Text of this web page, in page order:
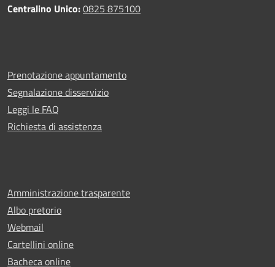
Centralino Unico:0825 875100
Prenotazione appuntamento
Segnalazione disservizio
Leggi le FAQ
Richiesta di assistenza
Amministrazione trasparente
Albo pretorio
Webmail
Cartellini online
Bacheca online